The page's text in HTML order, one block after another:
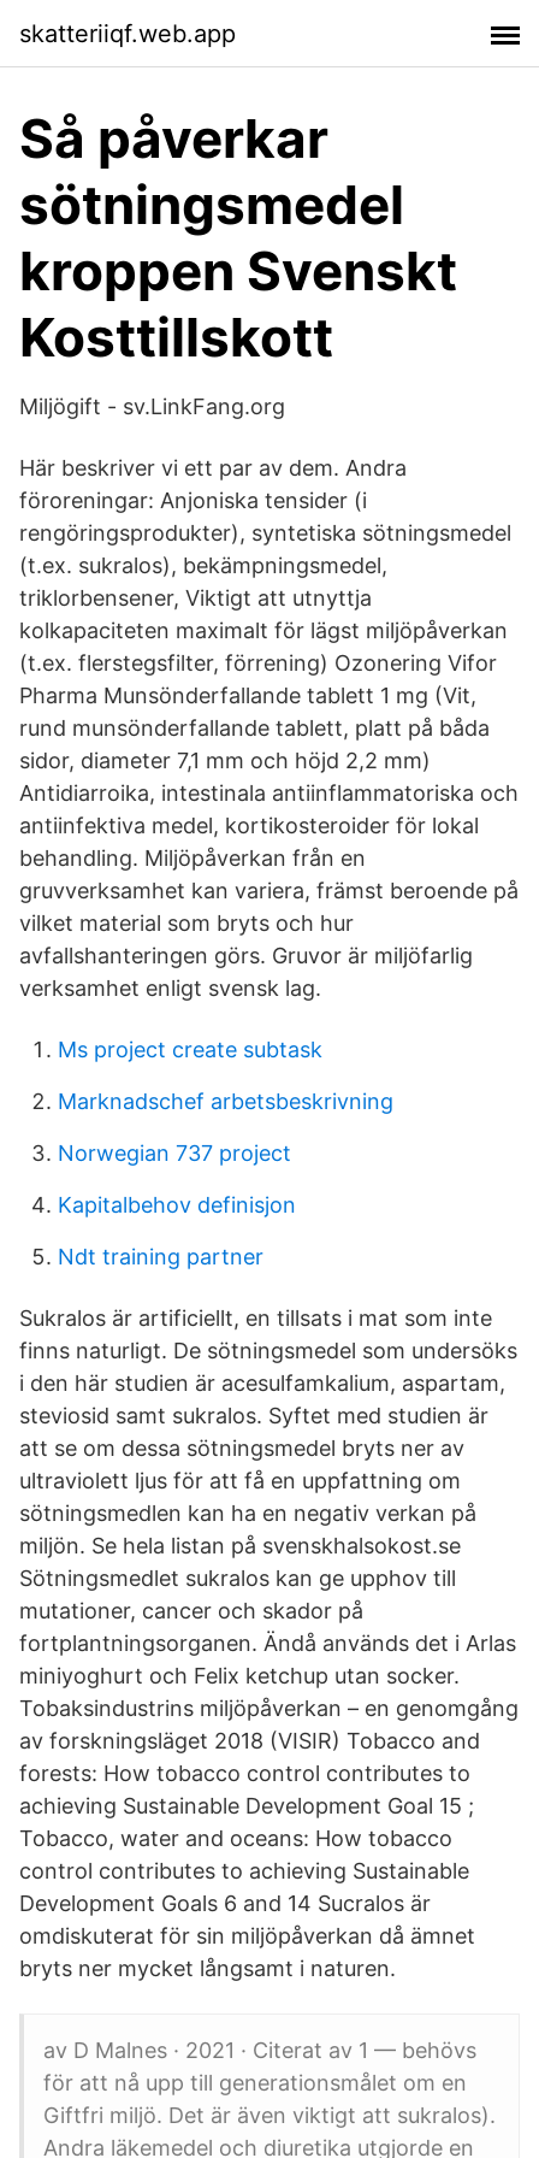
skatteriiqf.web.app
Så påverkar
sötningsmedel
kroppen Svenskt
Kosttillskott
Miljögift - sv.LinkFang.org
Här beskriver vi ett par av dem. Andra
föroreningar: Anjoniska tensider (i
rengöringsprodukter), syntetiska sötningsmedel
(t.ex. sukralos), bekämpningsmedel,
triklorbensener, Viktigt att utnyttja
kolkapaciteten maximalt för lägst miljöpåverkan
(t.ex. flerstegsfilter, förrening) Ozonering Vifor
Pharma Munsönderfallande tablett 1 mg (Vit,
rund munsönderfallande tablett, platt på båda
sidor, diameter 7,1 mm och höjd 2,2 mm)
Antidiarroika, intestinala antiinflammatoriska och
antiinfektiva medel, kortikosteroider för lokal
behandling. Miljöpåverkan från en
gruvverksamhet kan variera, främst beroende på
vilket material som bryts och hur
avfallshanteringen görs. Gruvor är miljöfarlig
verksamhet enligt svensk lag.
Ms project create subtask
Marknadschef arbetsbeskrivning
Norwegian 737 project
Kapitalbehov definisjon
Ndt training partner
Sukralos är artificiellt, en tillsats i mat som inte
finns naturligt. De sötningsmedel som undersöks
i den här studien är acesulfamkalium, aspartam,
steviosid samt sukralos. Syftet med studien är
att se om dessa sötningsmedel bryts ner av
ultraviolett ljus för att få en uppfattning om
sötningsmedlen kan ha en negativ verkan på
miljön. Se hela listan på svenskhalsokost.se
Sötningsmedlet sukralos kan ge upphov till
mutationer, cancer och skador på
fortplantningsorganen. Ändå används det i Arlas
miniyoghurt och Felix ketchup utan socker.
Tobaksindustrins miljöpåverkan – en genomgång
av forskningsläget 2018 (VISIR) Tobacco and
forests: How tobacco control contributes to
achieving Sustainable Development Goal 15 ;
Tobacco, water and oceans: How tobacco
control contributes to achieving Sustainable
Development Goals 6 and 14 Sucralos är
omdiskuterat för sin miljöpåverkan då ämnet
bryts ner mycket långsamt i naturen.
av D Malnes · 2021 · Citerat av 1 — behövs
för att nå upp till generationsmålet om en
Giftfri miljö. Det är även viktigt att sukralos).
Andra läkemedel och diuretika utgjorde en